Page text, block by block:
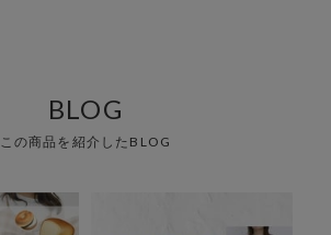
BLOG
この商品を紹介したBLOG